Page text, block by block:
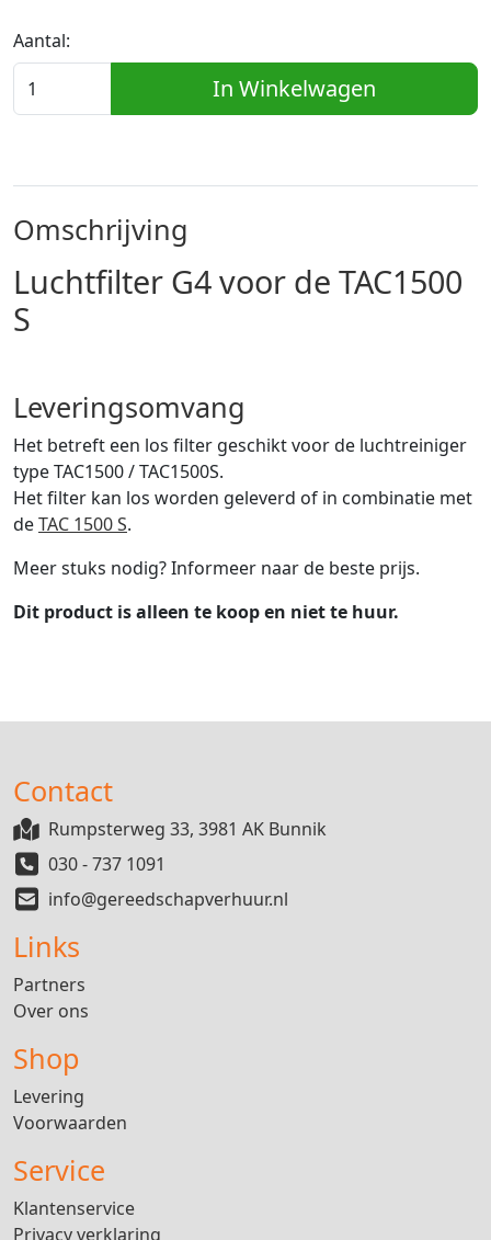
Aantal:
In Winkelwagen
Omschrijving
Luchtfilter G4 voor de TAC1500
S
Leveringsomvang
Het betreft een los filter geschikt voor de luchtreiniger
type TAC1500 / TAC1500S.
Het filter kan los worden geleverd of in combinatie met
deTAC 1500 S.
Meer stuks nodig? Informeer naar de beste prijs.
Dit product is alleen te koop en niet te huur.
Contact
Rumpsterweg 33, 3981 AK Bunnik
030 - 737 1091
info@gereedschapverhuur.nl
Links
Partners
Over ons
Shop
Levering
Voorwaarden
Service
Klantenservice
Privacy verklaring